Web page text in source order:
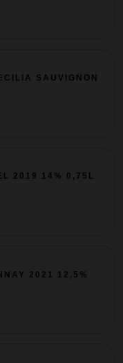
SAUVIGNON
2019 14% 0,75L
2021 12,5%